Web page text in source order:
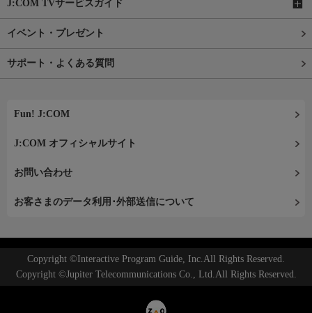
J:COM TVサービスガイド
イベント・プレゼント
サポート・よくある質問
Fun! J:COM
J:COM オフィシャルサイト
お問い合わせ
お客さまのデータ利用･外部送信について
Copyright ©Interactive Program Guide, Inc.All Rights Reserved.
Copyright ©Jupiter Telecommunications Co., Ltd.All Rights Reserved.